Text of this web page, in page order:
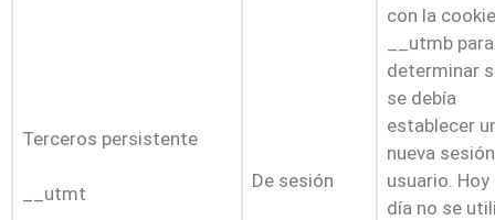
Terceros persistente
__utmt
De sesión
con la cookie
__utmb para
determinar
se debía
establecer
nueva
usuario. Hoy
día no se